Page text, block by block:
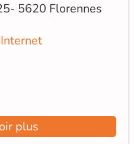
5620 Florennes
plus